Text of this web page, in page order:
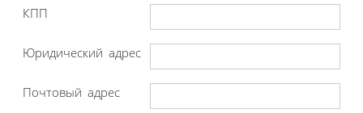
КПП
Юридический адрес
Почтовый адрес